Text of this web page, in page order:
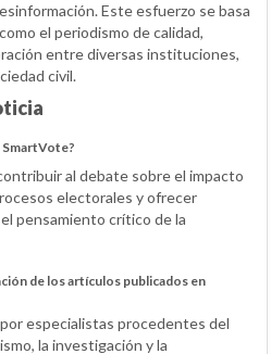
Este esfuerzo se basa
el periodismo de calidad,
entre diversas instituciones,
civil.
al debate sobre el impacto
electorales y ofrecer
pensamiento crítico de la
de los artículos publicados en
especialistas procedentes del
la investigación y la